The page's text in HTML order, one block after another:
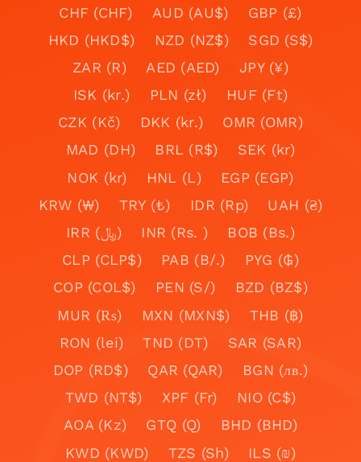
CHF (CHF)
AUD (AU$)
GBP (£)
HKD (HKD$)
NZD (NZ$)
SGD (S$)
ZAR (R)
AED (AED)
JPY (¥)
ISK (kr.)
PLN (zł)
HUF (Ft)
CZK (Kč)
DKK (kr.)
OMR (OMR)
MAD (DH)
BRL (R$)
SEK (kr)
NOK (kr)
HNL (L)
EGP (EGP)
KRW (₩)
TRY (₺) IDR (Rp)
UAH (₴)
IRR (﷼)
INR (Rs. )
BOB (Bs.)
CLP (CLP$)
PAB (B/.)
PYG (₲)
COP (COL$)
PEN (S/)
BZD (BZ$)
MUR (₨)
MXN (MXN$)
THB (฿)
RON (lei)
TND (DT)
SAR (SAR)
DOP (RD$)
QAR (QAR)
BGN (лв.)
TWD (NT$)
XPF (Fr)
NIO (C$)
AOA (Kz)
GTQ (Q)
BHD (BHD)
KWD (KWD)
TZS (Sh)
ILS (₪)